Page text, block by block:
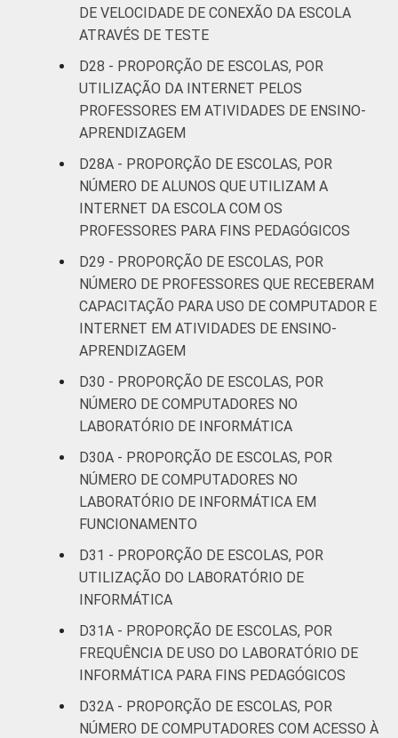
DE VELOCIDADE DE CONEXÃO DA ESCOLA
ATRAVÉS DE TESTE
D28 - PROPORÇÃO DE ESCOLAS, POR
UTILIZAÇÃO DA INTERNET PELOS
PROFESSORES EM ATIVIDADES DE ENSINO-
APRENDIZAGEM
D28A - PROPORÇÃO DE ESCOLAS, POR
NÚMERO DE ALUNOS QUE UTILIZAM A
INTERNET DA ESCOLA COM OS
PROFESSORES PARA FINS PEDAGÓGICOS
D29 - PROPORÇÃO DE ESCOLAS, POR
NÚMERO DE PROFESSORES QUE RECEBERAM
CAPACITAÇÃO PARA USO DE COMPUTADOR E
INTERNET EM ATIVIDADES DE ENSINO-
APRENDIZAGEM
D30 - PROPORÇÃO DE ESCOLAS, POR
NÚMERO DE COMPUTADORES NO
LABORATÓRIO DE INFORMÁTICA
D30A - PROPORÇÃO DE ESCOLAS, POR
NÚMERO DE COMPUTADORES NO
LABORATÓRIO DE INFORMÁTICA EM
FUNCIONAMENTO
D31 - PROPORÇÃO DE ESCOLAS, POR
UTILIZAÇÃO DO LABORATÓRIO DE
INFORMÁTICA
D31A - PROPORÇÃO DE ESCOLAS, POR
FREQUÊNCIA DE USO DO LABORATÓRIO DE
INFORMÁTICA PARA FINS PEDAGÓGICOS
D32A - PROPORÇÃO DE ESCOLAS, POR
NÚMERO DE COMPUTADORES COM ACESSO À